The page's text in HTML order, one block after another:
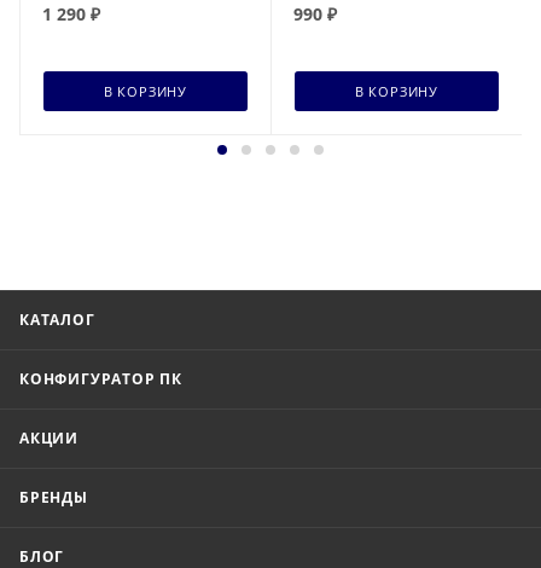
1 290 ₽
В КОРЗИНУ
990 ₽
В КОРЗИНУ
КАТАЛОГ
КОНФИГУРАТОР ПК
АКЦИИ
БРЕНДЫ
БЛОГ